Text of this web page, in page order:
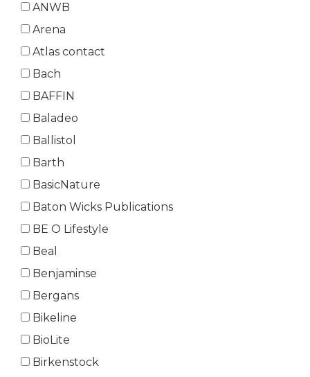
ANWB
Arena
Atlas contact
Bach
BAFFIN
Baladeo
Ballistol
Barth
BasicNature
Baton Wicks Publications
BE O Lifestyle
Beal
Benjaminse
Bergans
Bikeline
BioLite
Birkenstock